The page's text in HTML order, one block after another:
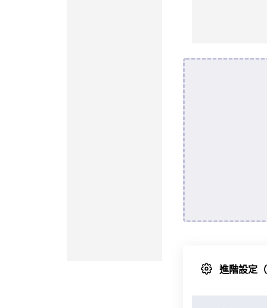
進階設定